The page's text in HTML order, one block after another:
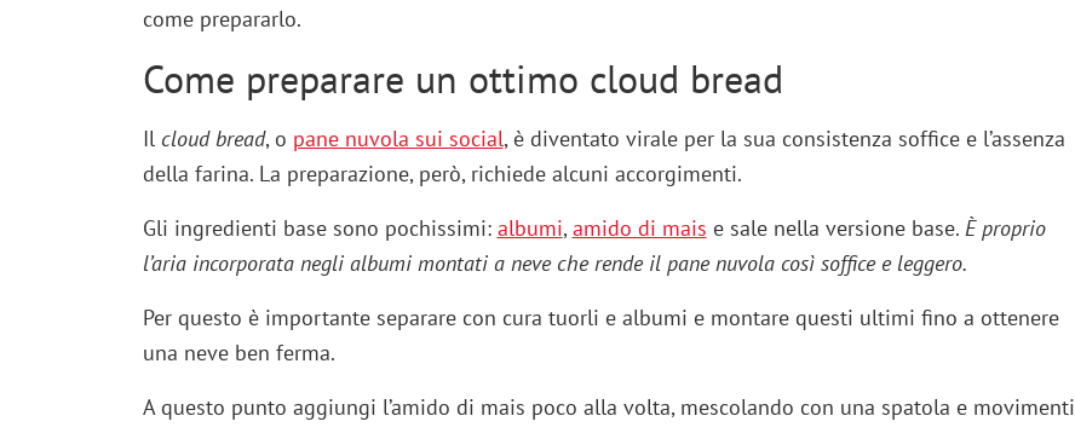
come prepararlo.
Come preparare un ottimo cloud bread
Il cloud bread, o pane nuvola sui social, è diventato virale per la sua consistenza soffice e l’assenza
della farina. La preparazione, però, richiede alcuni accorgimenti.
Gli ingredienti base sono pochissimi: albumi,amido di mais e sale nella versione base. È proprio
l’aria incorporata negli albumi montati a neve che rende il pane nuvola così soffice e leggero.
Per questo è importante separare con cura tuorli e albumi e montare questi ultimi fino a ottenere
una neve ben ferma.
A questo punto aggiungi l’amido di mais poco alla volta, mescolando con una spatola e movimenti